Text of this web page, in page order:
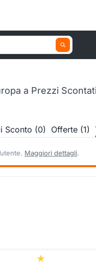
a Prezzi
Sconto (0) Offerte (1)
Maggiori dettagli.